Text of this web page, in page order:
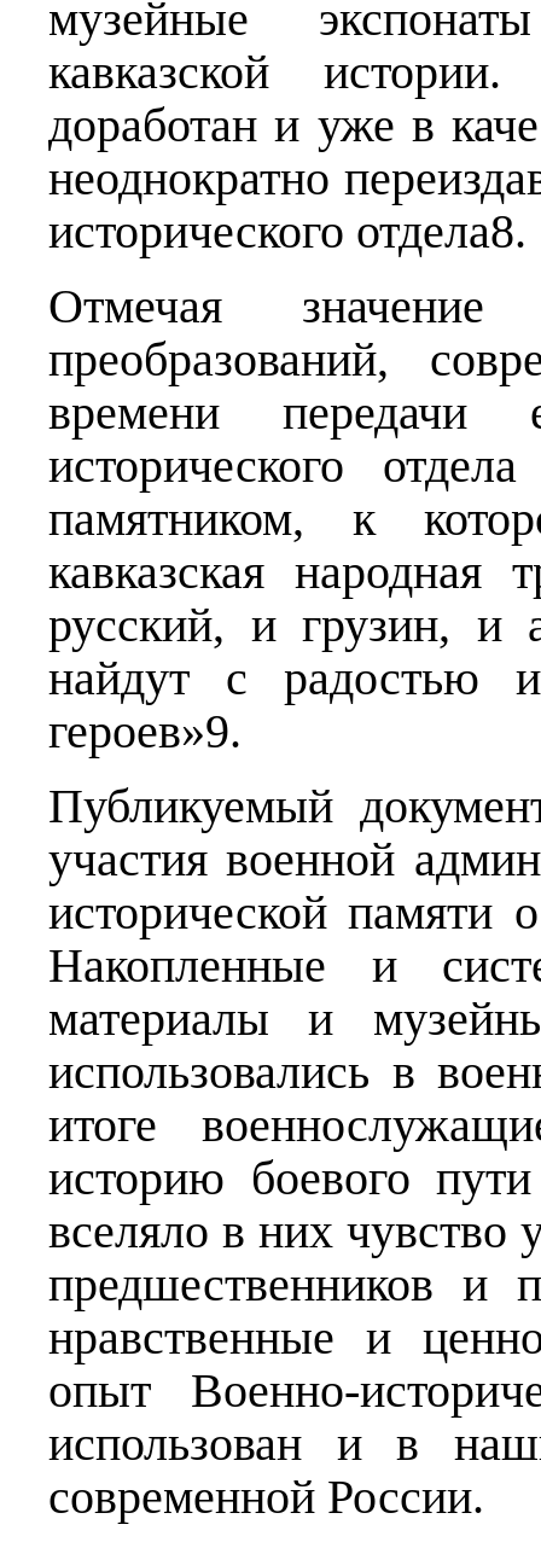
музейные
кавказской
доработан и уже в
неоднократно
исторического отдела8.
Отмечая
преобразований,
времени
исторического
памятником, к
кавказская
русский, и грузин,
найдут с радостью
героев»9.
Публикуемый
участия военной
исторической памяти
Накопленные и
материалы и
использовались в
итоге
историю боевого
вселяло в них чувство
предшественников и
нравственные и
опыт Военно-
использован и в
современной России.